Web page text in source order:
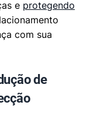
e protegendo
com sua
de